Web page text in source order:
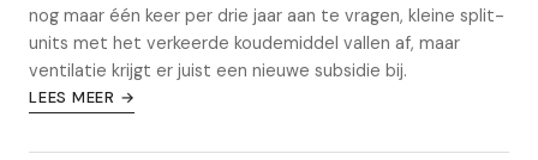
nog maar één keer per drie jaar aan te vragen, kleine split-
units met het verkeerde koudemiddel vallen af, maar
ventilatie krijgt er juist een nieuwe subsidie bij.
LEES MEER →